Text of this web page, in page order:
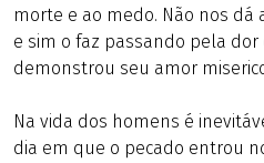
morte e ao medo. Não nos dá
e sim o faz passando pela dor
demonstrou seu amor
Na vida dos homens é
dia em que o pecado entrou